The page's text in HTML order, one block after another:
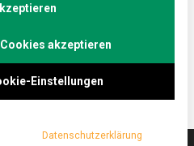
hat
akzeptieren
Einstellungen
Datenschutzerklärung